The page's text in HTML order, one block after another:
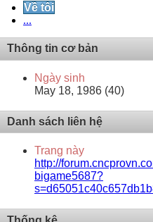
Về tôi
...
Thông tin cơ bản
Ngày sinh
May 18, 1986 (40)
Danh sách liên hệ
Trang này
http://
bigame5687?